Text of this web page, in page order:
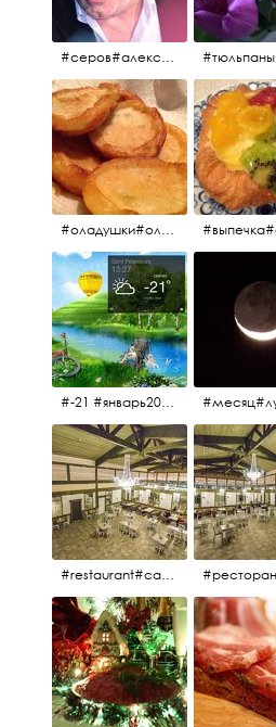
#серов#александрсеров#певец#народныйартист#эстрадныйпевец#композитор#тыменялюбишь#мадонна#ялюблютебядослёз #тюльпаны
#оладушки#оладушкинакефире #оладушкисяблоками #кефир#яблоки С утра испёк, на кефире с яблоками.
#-21 #январь2017 #зима2017 #санктпетербург2017
#restaurant#candidates #aspila #restaurantaspils ресторан#ресторанэспиля#эспланада#концертнаяэстрада